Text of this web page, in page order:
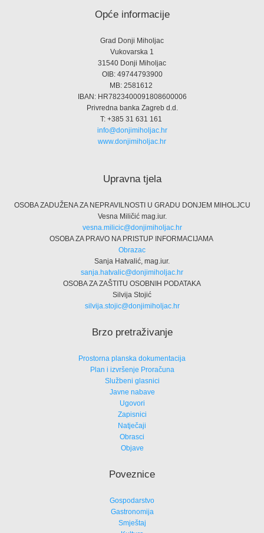
Opće informacije
Grad Donji Miholjac
Vukovarska 1
31540 Donji Miholjac
OIB: 49744793900
MB: 2581612
IBAN: HR7823400091808600006
Privredna banka Zagreb d.d.
T: +385 31 631 161
info@donjimiholjac.hr
www.donjimiholjac.hr
Upravna tjela
OSOBA ZADUŽENA ZA NEPRAVILNOSTI U GRADU DONJEM MIHOLJCU
Vesna Miličić mag.iur.
vesna.milicic@donjimiholjac.hr
OSOBA ZA PRAVO NA PRISTUP INFORMACIJAMA
Obrazac
Sanja Hatvalić, mag.iur.
sanja.hatvalic@donjimiholjac.hr
OSOBA ZA ZAŠTITU OSOBNIH PODATAKA
Silvija Stojić
silvija.stojic@donjimiholjac.hr
Brzo pretraživanje
Prostorna planska dokumentacija
Plan i izvršenje Proračuna
Službeni glasnici
Javne nabave
Ugovori
Zapisnici
Natječaji
Obrasci
Objave
Poveznice
Gospodarstvo
Gastronomija
Smještaj